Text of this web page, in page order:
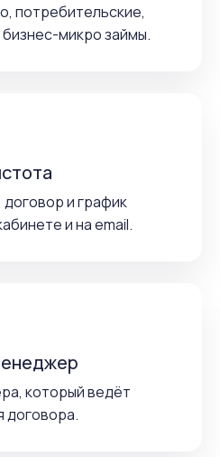
потребительские,
микро займы.
и график
и на email.
который ведёт
договора.